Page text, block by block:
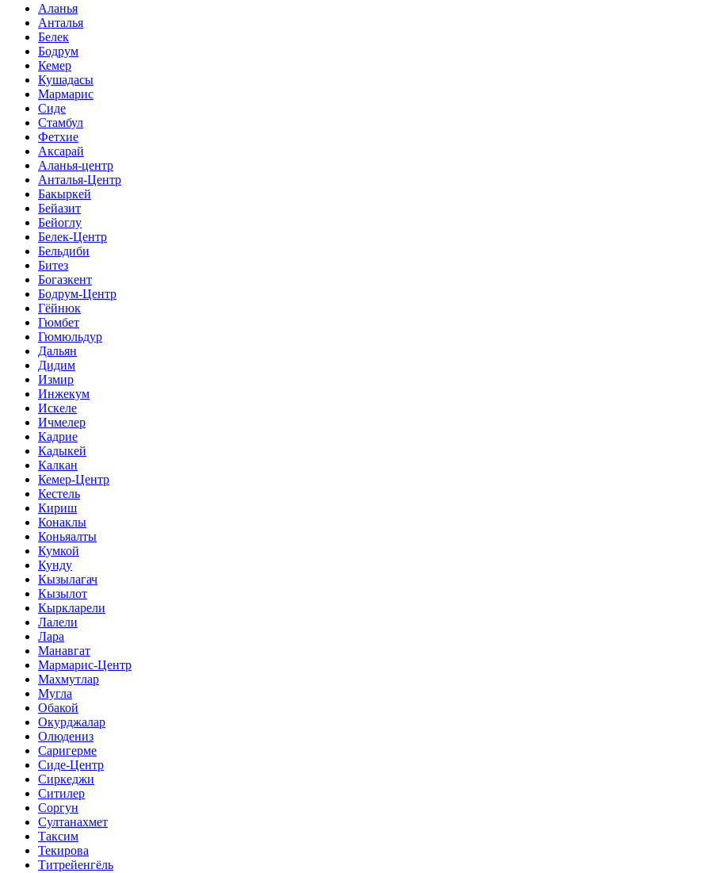
Аланья
Анталья
Белек
Бодрум
Кемер
Кушадасы
Мармарис
Сиде
Стамбул
Фетхие
Аксарай
Аланья-центр
Анталья-Центр
Бакыркей
Бейазит
Бейоглу
Белек-Центр
Бельдиби
Битез
Богазкент
Бодрум-Центр
Гёйнюк
Гюмбет
Гюмюльдур
Дальян
Дидим
Измир
Инжекум
Искеле
Ичмелер
Кадрие
Кадыкей
Калкан
Кемер-Центр
Кестель
Кириш
Конаклы
Коньяалты
Кумкой
Кунду
Кызылагач
Кызылот
Кыркларели
Лалели
Лара
Манавгат
Мармарис-Центр
Махмутлар
Мугла
Обакой
Окурджалар
Олюдениз
Саригерме
Сиде-Центр
Сиркеджи
Ситилер
Соргун
Султанахмет
Таксим
Текирова
Титрейенгёль